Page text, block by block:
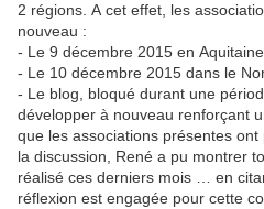
2 régions. A cet effet, les
nouveau :
- Le 9 décembre 2015 en Aquitaine
- Le 10 décembre 2015 dans le
- Le blog, bloqué durant une
développer à nouveau renforçant
que les associations présentes ont
la discussion, René a pu montrer
réalisé ces derniers mois … en
réflexion est engagée pour cette